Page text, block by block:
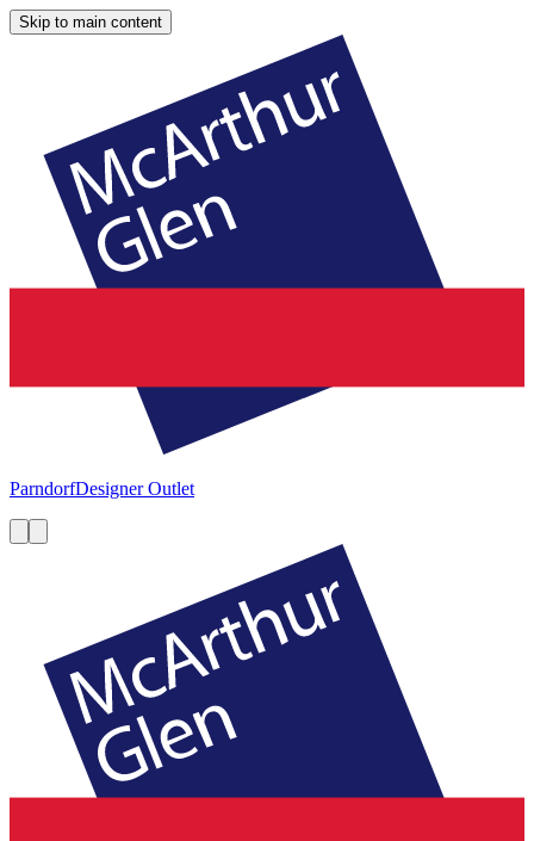
Skip to main content
ParndorfDesigner Outlet